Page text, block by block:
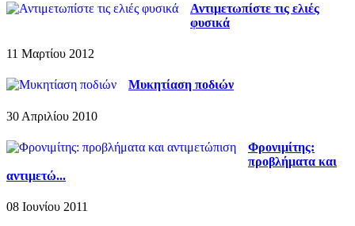
Αντιμετωπίστε τις ελιές
φυσικά
11 Μαρτίου 2012
Μυκητίαση ποδιών
30 Απριλίου 2010
Φρονιμίτης:
προβλήματα και
αντιμετώ...
08 Ιουνίου 2011